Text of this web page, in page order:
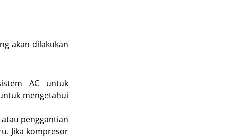
akan dilakukan
AC untuk
mengetahui
penggantian
Jika kompresor